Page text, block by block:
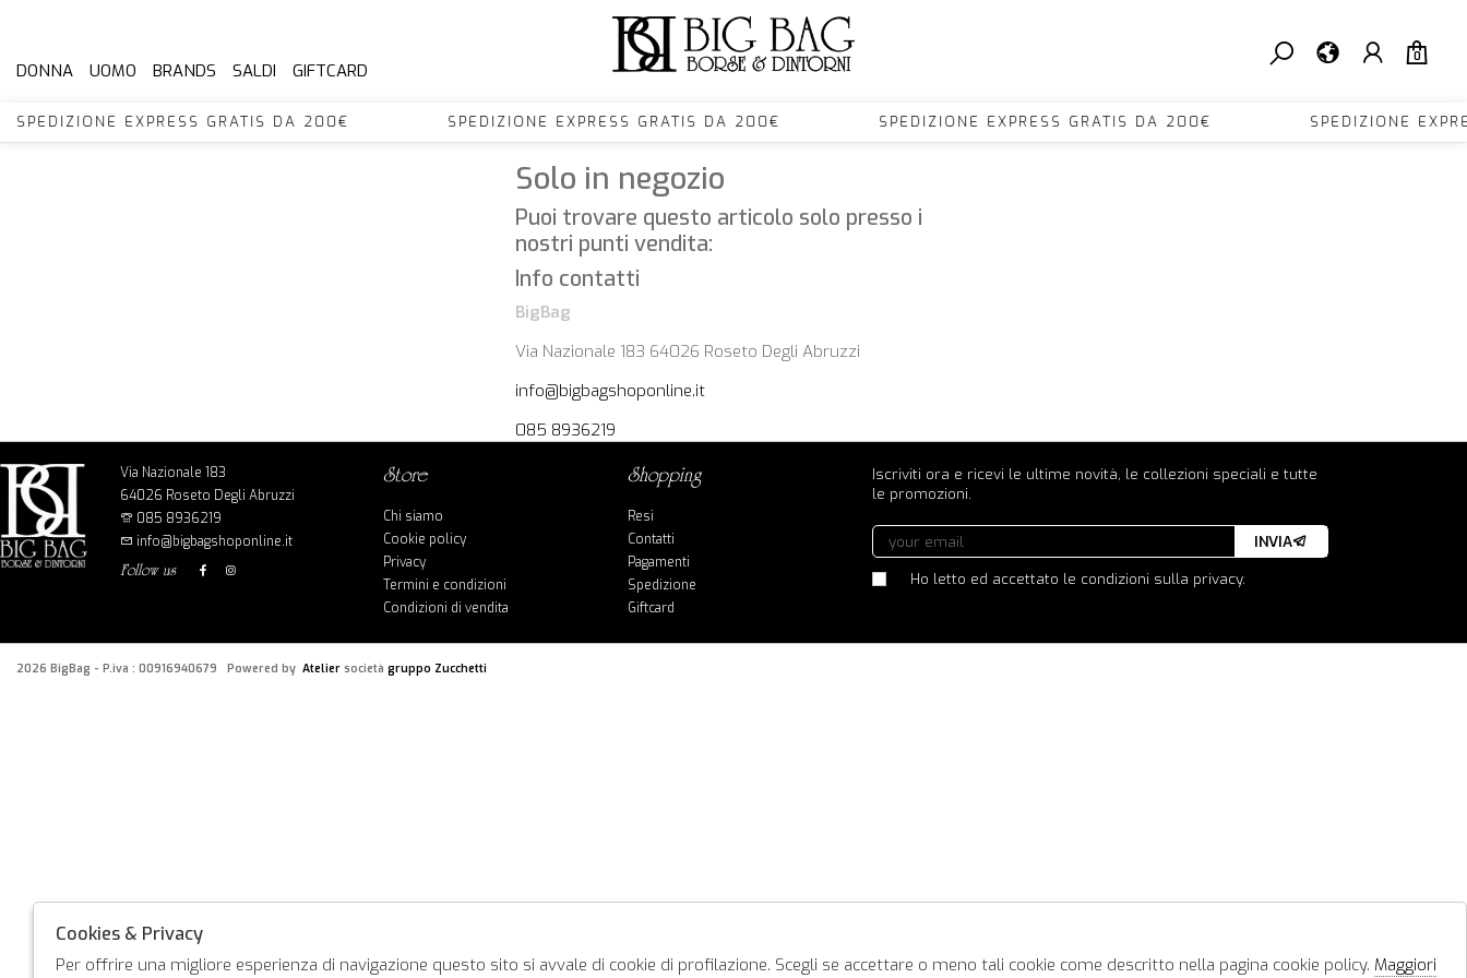
0
DONNA UOMO BRANDS SALDI GIFTCARD
EXPRESS GRATIS DA 200€ SPEDIZIONE EXPRESS GRATIS DA 200€ SPEDIZIONE EXPRESS GRATIS DA 200€ SPEDIZIONE
Solo in negozio
Puoi trovare questo articolo solo presso i
nostri punti vendita:
Info contatti
BigBag
Via Nazionale 183 64026 Roseto Degli Abruzzi
info@bigbagshoponline.it
085 8936219
Via Nazionale 183
64026 Roseto Degli Abruzzi
085 8936219
info@bigbagshoponline.it
follow us
store
Chi siamo
Cookie policy
Privacy
Termini e condizioni
Condizioni di vendita
shopping
Resi
Contatti
Pagamenti
Spedizione
Giftcard
Iscriviti ora e ricevi le ultime novità, le collezioni speciali e tutte
le promozioni.
Ho letto ed accettato le condizioni sulla privacy.
INVIA
2026 BigBag - P.iva : 00916940679 Powered by Atelier società gruppo Zucchetti
Cookies & Privacy
Per offrire una migliore esperienza di navigazione questo sito si avvale di cookie di profilazione. Scegli se accettare o meno tali cookie come descritto nella pagina cookie policy. Maggiori